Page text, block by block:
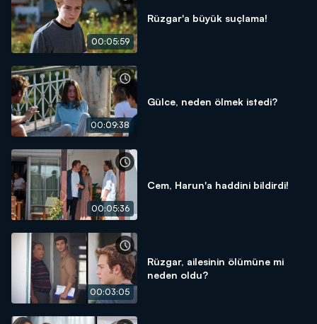
00:05:59
Rüzgar'a büyük suçlama!
00:09:38
Gülce, neden ölmek istedi?
00:05:36
Cem, Harun'a haddini bildirdi!
00:03:05
Rüzgar, ailesinin ölümüne mi
neden oldu?